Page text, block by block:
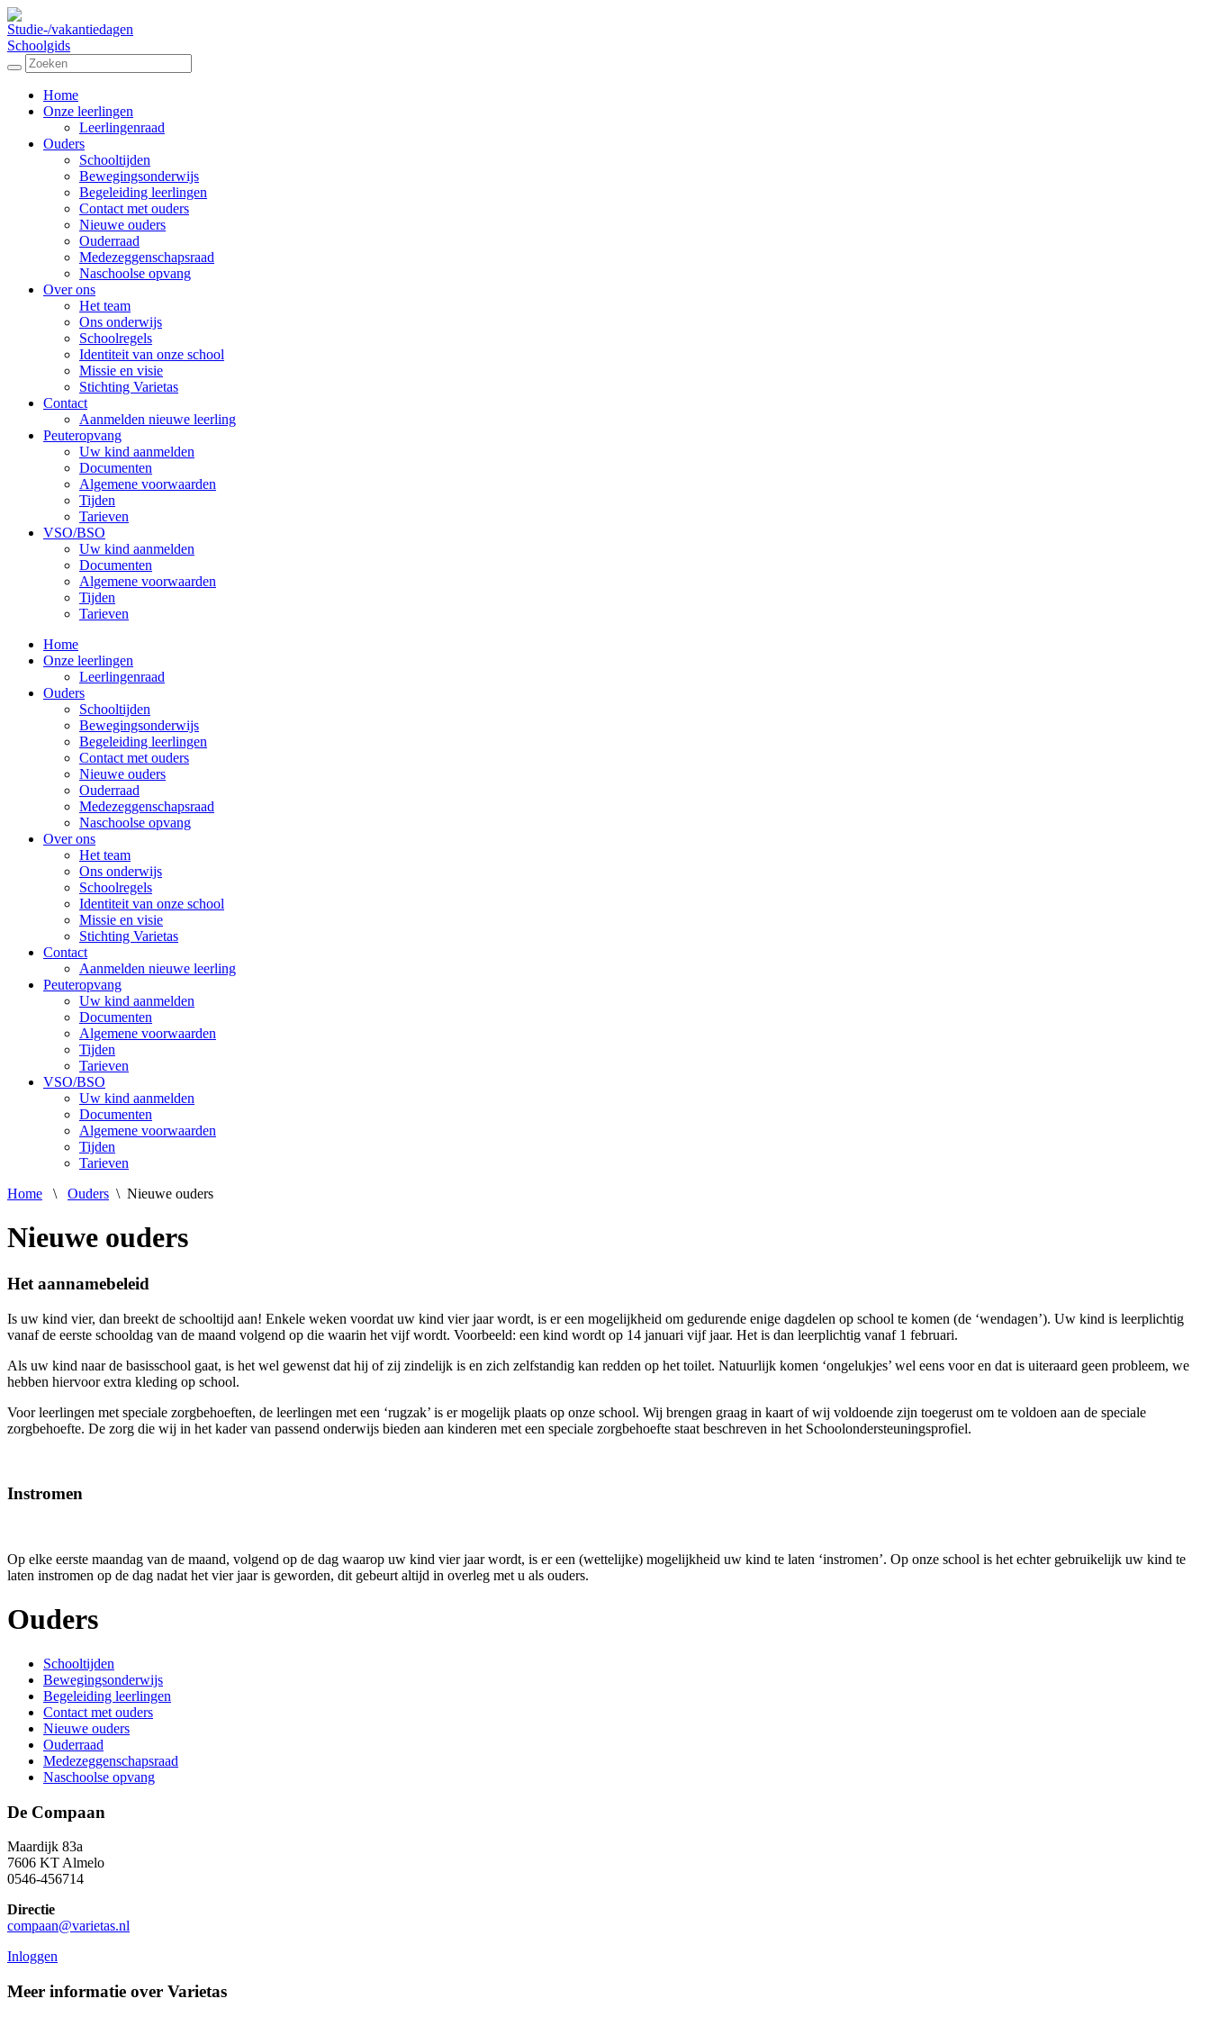
Studie-/vakantiedagen
Schoolgids
Home
Onze leerlingen
Leerlingenraad
Ouders
Schooltijden
Bewegingsonderwijs
Begeleiding leerlingen
Contact met ouders
Nieuwe ouders
Ouderraad
Medezeggenschapsraad
Naschoolse opvang
Over ons
Het team
Ons onderwijs
Schoolregels
Identiteit van onze school
Missie en visie
Stichting Varietas
Contact
Aanmelden nieuwe leerling
Peuteropvang
Uw kind aanmelden
Documenten
Algemene voorwaarden
Tijden
Tarieven
VSO/BSO
Uw kind aanmelden
Documenten
Algemene voorwaarden
Tijden
Tarieven
Home
Onze leerlingen
Leerlingenraad
Ouders
Schooltijden
Bewegingsonderwijs
Begeleiding leerlingen
Contact met ouders
Nieuwe ouders
Ouderraad
Medezeggenschapsraad
Naschoolse opvang
Over ons
Het team
Ons onderwijs
Schoolregels
Identiteit van onze school
Missie en visie
Stichting Varietas
Contact
Aanmelden nieuwe leerling
Peuteropvang
Uw kind aanmelden
Documenten
Algemene voorwaarden
Tijden
Tarieven
VSO/BSO
Uw kind aanmelden
Documenten
Algemene voorwaarden
Tijden
Tarieven
Home
\ Ouders \ Nieuwe ouders
Nieuwe ouders
Het aannamebeleid
Is uw kind vier, dan breekt de schooltijd aan! Enkele weken voordat uw kind vier jaar wordt, is er een mogelijkheid om gedurende enige dagdelen op school te komen (de ‘wendagen’). Uw kind is leerplichtig
vanaf de eerste schooldag van de maand volgend op die waarin het vijf wordt. Voorbeeld: een kind wordt op 14 januari vijf jaar. Het is dan leerplichtig vanaf 1 februari.
Als uw kind naar de basisschool gaat, is het wel gewenst dat hij of zij zindelijk is en zich zelfstandig kan redden op het toilet. Natuurlijk komen ‘ongelukjes’ wel eens voor en dat is uiteraard geen probleem, we
hebben hiervoor extra kleding op school.
Voor leerlingen met speciale zorgbehoeften, de leerlingen met een ‘rugzak’ is er mogelijk plaats op onze school. Wij brengen graag in kaart of wij voldoende zijn toegerust om te voldoen aan de speciale
zorgbehoefte. De zorg die wij in het kader van passend onderwijs bieden aan kinderen met een speciale zorgbehoefte staat beschreven in het School­ondersteuningsprofiel.
Instromen
Op elke eerste maandag van de maand, volgend op de dag waarop uw kind vier jaar wordt, is er een (wettelijke) mogelijkheid uw kind te laten ‘instromen’. Op onze school is het echter gebruikelijk uw kind te
laten instromen op de dag nadat het vier jaar is geworden, dit gebeurt altijd in overleg met u als ouders.
Ouders
Schooltijden
Bewegingsonderwijs
Begeleiding leerlingen
Contact met ouders
Nieuwe ouders
Ouderraad
Medezeggenschapsraad
Naschoolse opvang
De Compaan
Maardijk 83a
7606 KT Almelo
0546-456714
Directie
compaan@varietas.nl
Inloggen
Meer informatie over Varietas